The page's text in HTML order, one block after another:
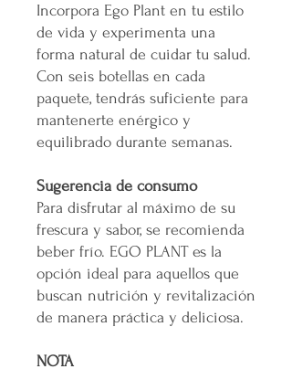
Incorpora Ego Plant en tu estilo
de vida y experimenta una
forma natural de cuidar tu salud.
Con seis botellas en cada
paquete, tendrás suficiente para
mantenerte enérgico y
equilibrado durante semanas.
Sugerencia de consumo
Para disfrutar al máximo de su
frescura y sabor, se recomienda
beber frío. EGO PLANT es la
opción ideal para aquellos que
buscan nutrición y revitalización
de manera práctica y deliciosa.
NOTA